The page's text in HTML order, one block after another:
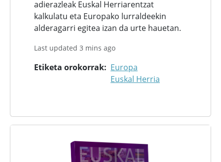
adierazleak Euskal Herriarentzat
kalkulatu eta Europako lurraldeekin
alderagarri egitea izan da urte hauetan.
Last updated 3 mins ago
Etiketa orokorrak
Europa
Euskal Herria